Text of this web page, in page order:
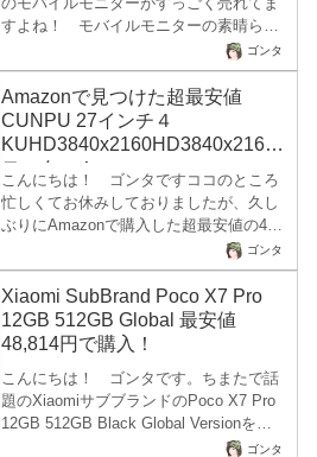
ます。サーマルラベルプリンタとは？実
はこの、「サーマルラベルプリンタ」は
目新しいものではなく、多くの産業で使
用されているいわゆる熱転...
すよね！ モバイルモニターの素晴らし
いところはUSB-Cケーブル1本接続する事
で使用出来たり、バッテリー内蔵で屋外
でも使用できることからサラリーマンの
営業さんがプレゼン用に使用したり、思
ってもみない隠れた市場を開拓した商品
群です。しかし、一般の人からすると
USB-Cコネクタがあるパソコンにモバイ
ルモニターをつないでも「映らねえ
よ！」って困っている人も多くみられま
す。 凄いところではAmazonのレビュ
ーコメントなんですよ・・。Amaz...
ゴンタ
Amazonで見つけた超最安値
CUNPU 27インチ４
KUHD3840x2160HD3840x2160
モニター！
こんにちは！ ゴンタですココのところ
忙しくてお休みしておりましたが、久し
ぶりにAmazonで購入した超最安値の4K
モニターがなかなか良い商品だったので
商品レビューを書きたくなって、この記
事を作成しました。聞いたことが無い
CUNPUという液晶ディスプレイを販売し
ている中国企業なのですが、値段が安い
のでAmazonで見かけても購入するかど
うか、ちょっとためらってしまうかと思
います。なので、モニター2枚購入したゴ
ンタのレビューが役に立つとよいのです
ゴンタ
Xiaomi SubBrand Poco X7 Pro
12GB 512GB Global 最安値
48,814円で購入！
こんにちは！ ゴンタです。ちまたで話
題のXiaomiサブブランドのPoco X7 Pro
12GB 512GB Black Global Versionを
AliExpressで超特価で購入しました ゴンタ